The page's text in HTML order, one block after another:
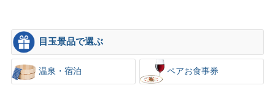
目玉景品で選ぶ
温泉・宿泊 ペアお食事券